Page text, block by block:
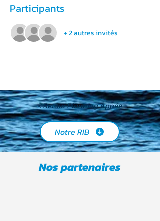
Participants
+ 2 autres invités
< Retour Planning Apnée
Notre RIB
Nos partenaires